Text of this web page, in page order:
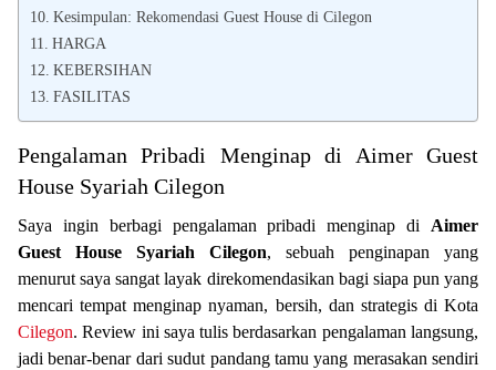
Kesimpulan: Rekomendasi Guest House di Cilegon
HARGA
KEBERSIHAN
FASILITAS
Pengalaman Pribadi Menginap di Aimer Guest
House Syariah Cilegon
Saya ingin berbagi pengalaman pribadi menginap di Aimer
Guest House Syariah Cilegon, sebuah penginapan yang
menurut saya sangat layak direkomendasikan bagi siapa pun yang
mencari tempat menginap nyaman, bersih, dan strategis di Kota
Cilegon. Review ini saya tulis berdasarkan pengalaman langsung,
jadi benar-benar dari sudut pandang tamu yang merasakan sendiri